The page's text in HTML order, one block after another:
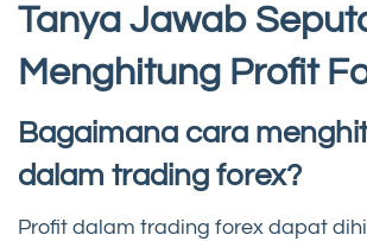
Tanya Jawab
Menghitung Profit
Bagaimana cara
dalam trading forex?
Profit dalam trading forex dapat